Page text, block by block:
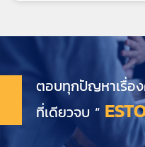
ตอบทุกปัญหาเรื่อ
ที่เดียวจบ “